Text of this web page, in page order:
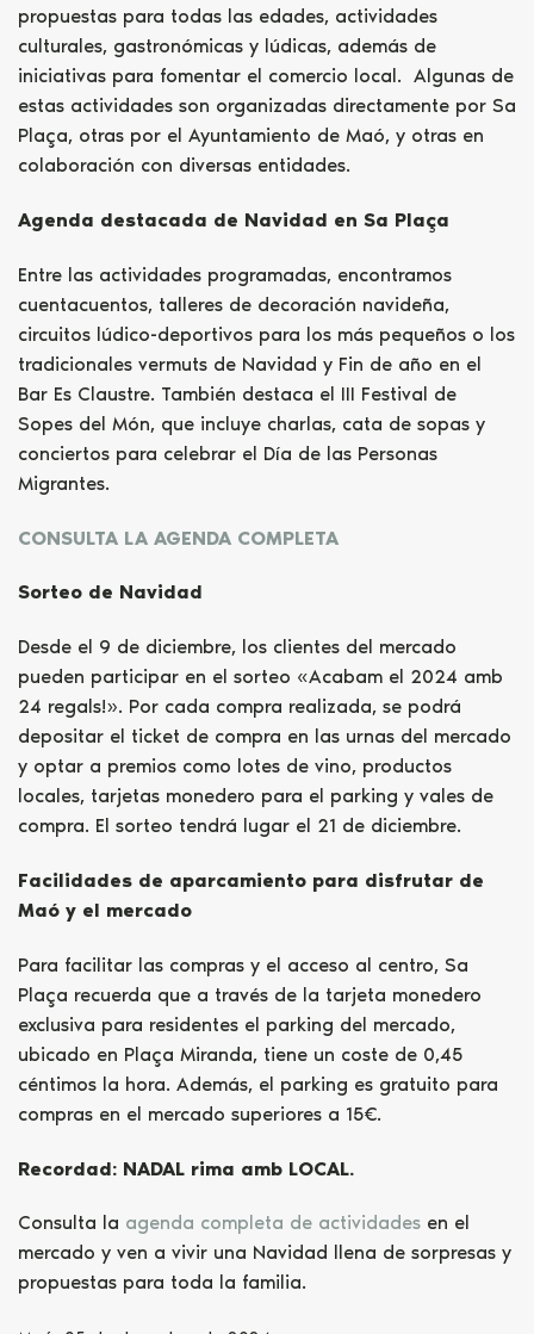
propuestas para todas las edades, actividades
culturales, gastronómicas y lúdicas, además de
iniciativas para fomentar el comercio local. Algunas de
estas actividades son organizadas directamente por Sa
Plaça, otras por el Ayuntamiento de Maó, y otras en
colaboración con diversas entidades.
Agenda destacada de Navidad en Sa Plaça
Entre las actividades programadas, encontramos
cuentacuentos, talleres de decoración navideña,
circuitos lúdico-deportivos para los más pequeños o los
tradicionales vermuts de Navidad y Fin de año en el
Bar Es Claustre. También destaca el III Festival de
Sopes del Món, que incluye charlas, cata de sopas y
conciertos para celebrar el Día de las Personas
Migrantes.
CONSULTA LA AGENDA COMPLETA
Sorteo de Navidad
Desde el 9 de diciembre, los clientes del mercado
pueden participar en el sorteo «Acabam el 2024 amb
24 regals!». Por cada compra realizada, se podrá
depositar el ticket de compra en las urnas del mercado
y optar a premios como lotes de vino, productos
locales, tarjetas monedero para el parking y vales de
compra. El sorteo tendrá lugar el 21 de diciembre.
Facilidades de aparcamiento para disfrutar de
Maó y el mercado
Para facilitar las compras y el acceso al centro, Sa
Plaça recuerda que a través de la tarjeta monedero
exclusiva para residentes el parking del mercado,
ubicado en Plaça Miranda, tiene un coste de 0,45
céntimos la hora. Además, el parking es gratuito para
compras en el mercado superiores a 15€.
Recordad: NADAL rima amb LOCAL.
Consulta la agenda completa de actividades en el
mercado y ven a vivir una Navidad llena de sorpresas y
propuestas para toda la familia.